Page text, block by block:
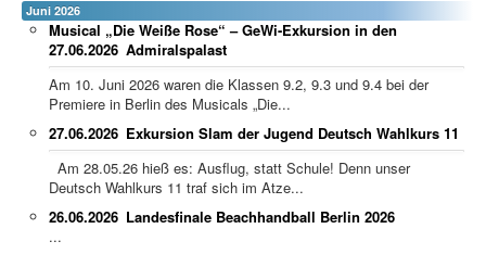
Juni 2026
Musical „Die Weiße Rose“ – GeWi-Exkursion in den
Admiralspalast
27.06.2026
Am 10. Juni 2026 waren die Klassen 9.2, 9.3 und 9.4 bei der
Premiere in Berlin des Musicals „Die...
Exkursion Slam der Jugend Deutsch Wahlkurs 11
27.06.2026
Am 28.05.26 hieß es: Ausflug, statt Schule! Denn unser
Deutsch Wahlkurs 11 traf sich im Atze...
Landesfinale Beachhandball Berlin 2026
26.06.2026
...